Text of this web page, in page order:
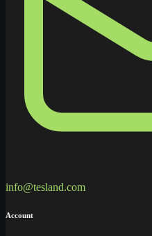
info@tesland.com
Account